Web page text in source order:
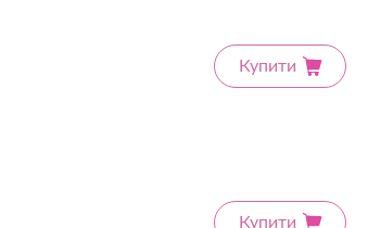
Купити
Купити